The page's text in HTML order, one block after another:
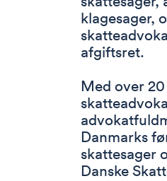
klagesager,
afgiftsret.
Med over
Danmarks
skattesager
Danske